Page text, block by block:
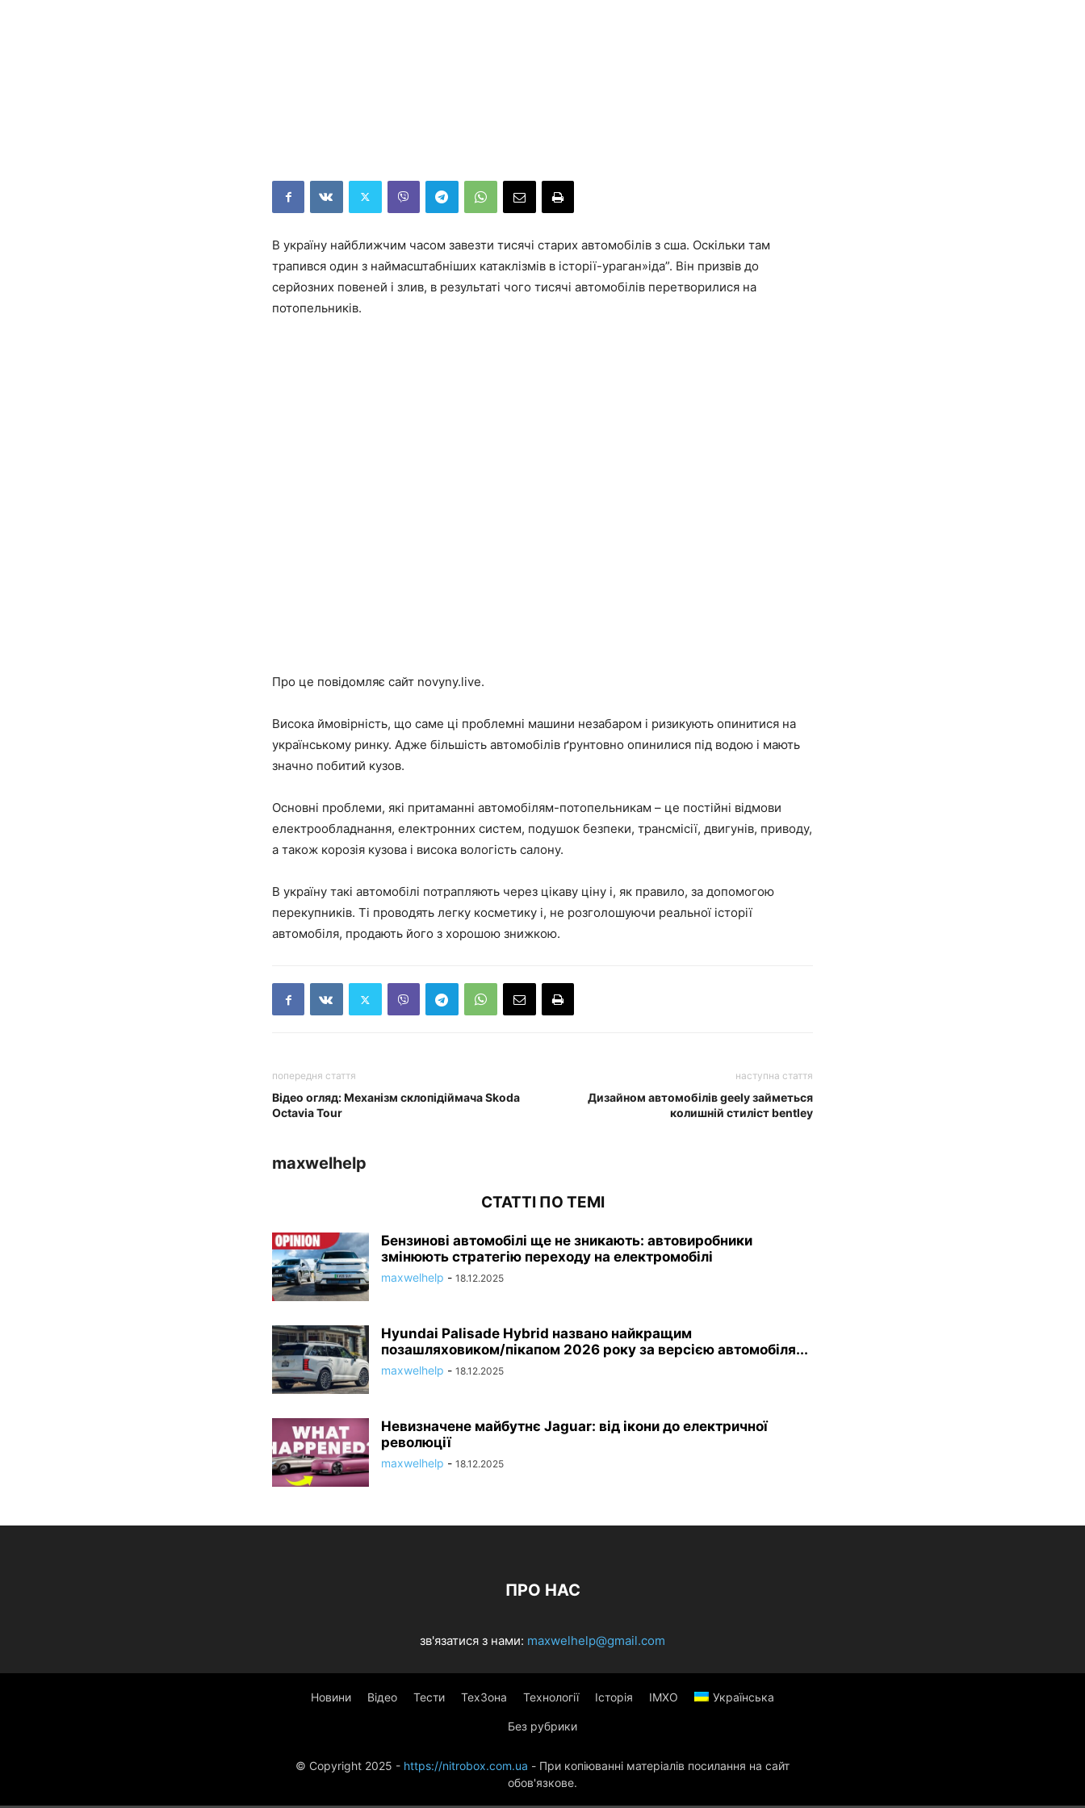
В україну найближчим часом завезти тисячі старих автомобілів з сша. Оскільки там
трапився один з наймасштабніших катаклізмів в історії-ураган»іда”. Він призвів до
серйозних повеней і злив, в результаті чого тисячі автомобілів перетворилися на
потопельників.
Про це повідомляє сайт novyny.live.
Висока ймовірність, що саме ці проблемні машини незабаром і ризикують опинитися на
українському ринку. Адже більшість автомобілів ґрунтовно опинилися під водою і мають
значно побитий кузов.
Основні проблеми, які притаманні автомобілям-потопельникам – це постійні відмови
електрообладнання, електронних систем, подушок безпеки, трансмісії, двигунів, приводу,
а також корозія кузова і висока вологість салону.
В україну такі автомобілі потрапляють через цікаву ціну і, як правило, за допомогою
перекупників. Ті проводять легку косметику і, не розголошуючи реальної історії
автомобіля, продають його з хорошою знижкою.
попередня стаття
Відео огляд: Механізм склопідіймача Skoda
Octavia Tour
наступна стаття
Дизайном автомобілів geely займеться
колишній стиліст bentley
maxwelhelp
СТАТТІ ПО ТЕМІ
Бензинові автомобілі ще не зникають: автовиробники
змінюють стратегію переходу на електромобілі
maxwelhelp - 18.12.2025
Hyundai Palisade Hybrid названо найкращим
позашляховиком/пікапом 2026 року за версією автомобіля...
maxwelhelp - 18.12.2025
Невизначене майбутнє Jaguar: від ікони до електричної
революції
maxwelhelp - 18.12.2025
ПРО НАС
зв'язатися з нами: maxwelhelp@gmail.com
Новини Відео Тести ТехЗона Технології Історія ІМХО Українська
Без рубрики
© Copyright 2025 - https://nitrobox.com.ua - При копіюванні матеріалів посилання на сайт
обов'язкове.